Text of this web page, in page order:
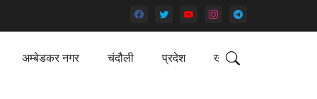
अम्बेडकर नगर चंदौली प्रदेश खेल